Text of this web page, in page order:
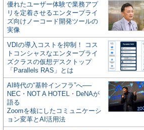
優れたユーザー体験で業務アプ
リを定着させるエンタープライ
ズ向けノーコード開発ツールの
実像
VDIの導入コストを抑制！ コス
トコンシャスなエンタープライ
ズクラスの仮想デスクトップ
「Parallels RAS」とは
AI時代の“基幹インフラ”へ──
NEC・NOT A HOTEL・DeNAが
語る
Zoomを核にしたコミュニケーシ
ョン変革とAI活用法